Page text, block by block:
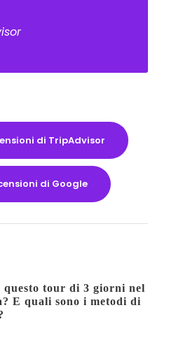
di TripAdvisor
di Google
questo tour di 3 giorni nel
E quali sono i metodi di